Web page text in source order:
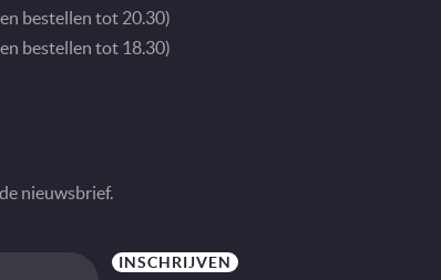
bestellen tot 20.30)
bestellen tot 18.30)
nieuwsbrief.
INSCHRIJVEN